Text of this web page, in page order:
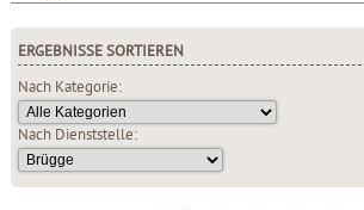
ERGEBNISSE SORTIEREN
Nach Kategorie:
Nach Dienststelle: